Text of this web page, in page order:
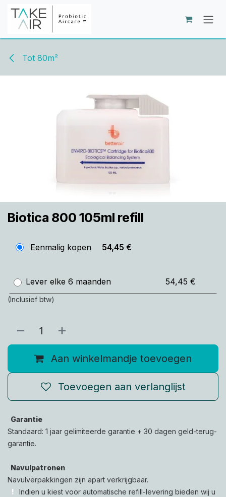
Overslaan naar inhoud
Tot 80m²
Biotica 800 105ml refill
Eenmalig kopen 54,45 €
Lever elke 6 maanden 54,45 €
(Inclusief btw)
Aan winkelmandje toevoegen
Toevoegen aan verlanglijst
Garantie
Standaard: 1 jaar gelimiteerde garantie + 30 dagen geld-terug-
garantie.
Navulpatronen
Navulverpakkingen zijn apart verkrijgbaar.
!
Indien u kiest voor automatische refill-levering bieden wij u